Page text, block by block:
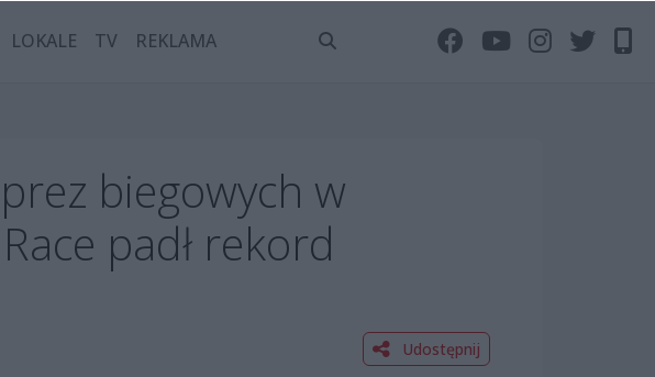
LOKALE TV REKLAMA
biegowych w
padł rekord
Udostępnij